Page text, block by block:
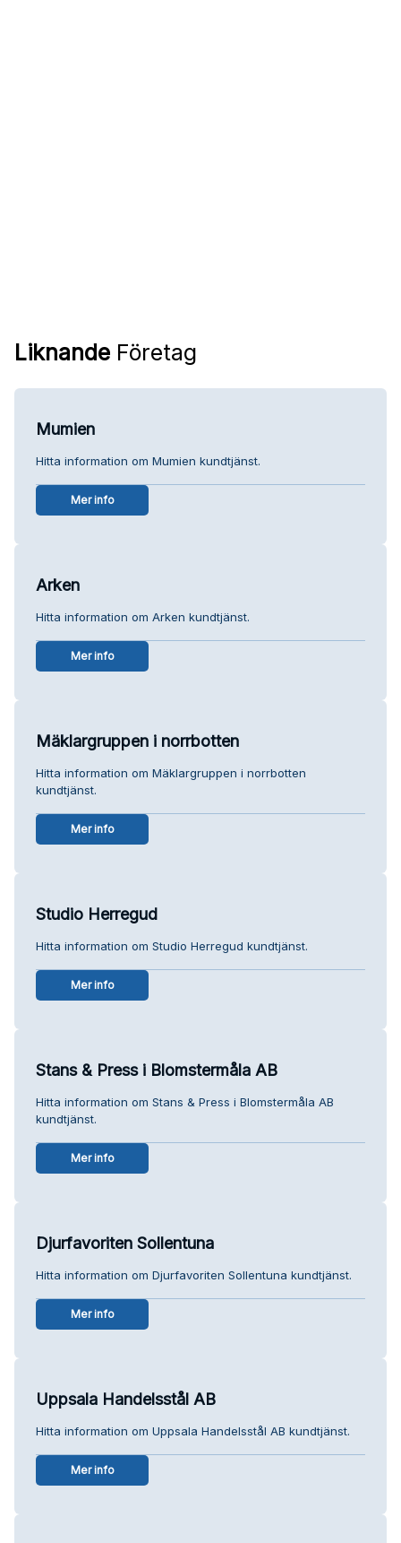
Liknande Företag
Mumien
Hitta information om Mumien kundtjänst.
Mer info
Arken
Hitta information om Arken kundtjänst.
Mer info
Mäklargruppen i norrbotten
Hitta information om Mäklargruppen i norrbotten
kundtjänst.
Mer info
Studio Herregud
Hitta information om Studio Herregud kundtjänst.
Mer info
Stans & Press i Blomstermåla AB
Hitta information om Stans & Press i Blomstermåla AB
kundtjänst.
Mer info
Djurfavoriten Sollentuna
Hitta information om Djurfavoriten Sollentuna kundtjänst.
Mer info
Uppsala Handelsstål AB
Hitta information om Uppsala Handelsstål AB kundtjänst.
Mer info